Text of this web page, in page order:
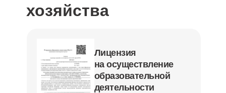
Лицензия
на осуществление
образовательной
деятельности
хозяйства